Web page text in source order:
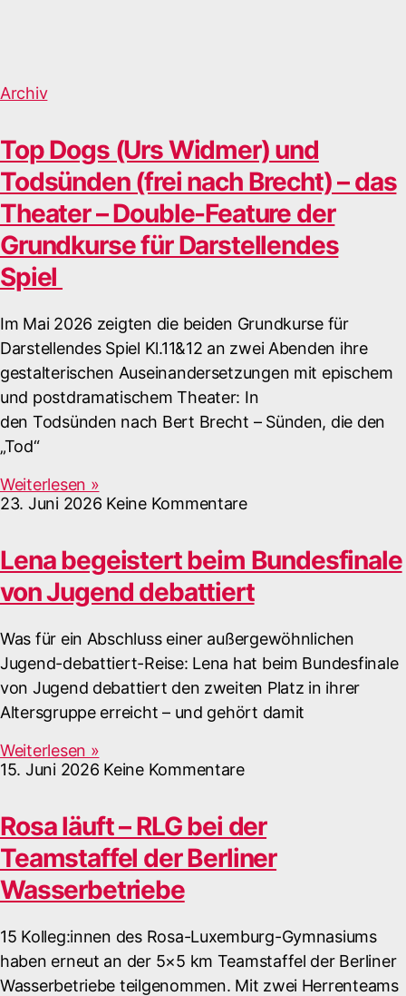
Archiv
Top Dogs (Urs Widmer) und
Todsünden (frei nach Brecht) – das
Theater – Double-Feature der
Grundkurse für Darstellendes
Spiel
Im Mai 2026 zeigten die beiden Grundkurse für
Darstellendes Spiel Kl.11&12 an zwei Abenden ihre
gestalterischen Auseinandersetzungen mit epischem
und postdramatischem Theater: In
den Todsünden nach Bert Brecht – Sünden, die den
„Tod“
Weiterlesen »
23. Juni 2026 Keine Kommentare
Lena begeistert beim Bundesfinale
von Jugend debattiert
Was für ein Abschluss einer außergewöhnlichen
Jugend-debattiert-Reise: Lena hat beim Bundesfinale
von Jugend debattiert den zweiten Platz in ihrer
Altersgruppe erreicht – und gehört damit
Weiterlesen »
15. Juni 2026 Keine Kommentare
Rosa läuft – RLG bei der
Teamstaffel der Berliner
Wasserbetriebe
15 Kolleg:innen des Rosa-Luxemburg-Gymnasiums
haben erneut an der 5×5 km Teamstaffel der Berliner
Wasserbetriebe teilgenommen. Mit zwei Herrenteams